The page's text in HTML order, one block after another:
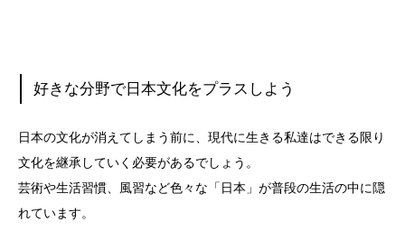
好きな分野で日本文化をプラスしよう
日本の文化が消えてしまう前に、現代に生きる私達はできる限り
文化を継承していく必要があるでしょう。
芸術や生活習慣、風習など色々な「日本」が普段の生活の中に隠
れています。